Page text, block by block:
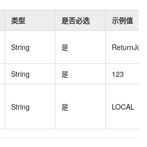
类型 是否必选 示例值
String 是
String 是 123
String 是 LOCAL